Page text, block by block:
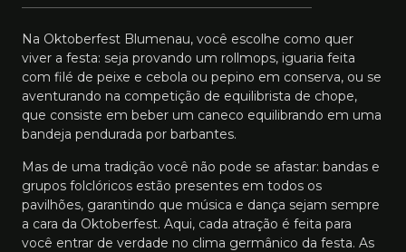
Na Oktoberfest Blumenau, você escolhe como quer
viver a festa: seja provando um rollmops, iguaria feita
com filé de peixe e cebola ou pepino em conserva, ou se
aventurando na competição de equilibrista de chope,
que consiste em beber um caneco equilibrando em uma
bandeja pendurada por barbantes.
Mas de uma tradição você não pode se afastar: bandas e
grupos folclóricos estão presentes em todos os
pavilhões, garantindo que música e dança sejam sempre
a cara da Oktoberfest. Aqui, cada atração é feita para
você entrar de verdade no clima germânico da festa. As